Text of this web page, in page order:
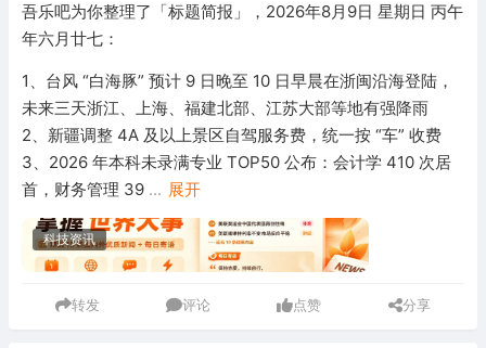
游戏娱乐
安全防御
系统下载
系统工具
吾乐吧为你整理了「标题简报」，2026年8月9日 星期日 丙午
年六月廿七：
1、台风 “白海豚” 预计 9 日晚至 10 日早晨在浙闽沿海登陆，
未来三天浙江、上海、福建北部、江苏大部等地有强降雨
2、新疆调整 4A 及以上景区自驾服务费，统一按 “车” 收费
3、2026 年本科未录满专业 TOP50 公布：会计学 410 次居
首，财务管理 39 ... 展开
科技资讯
转发 评论 点赞 分享